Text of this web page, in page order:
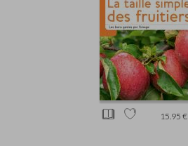
15.95 €